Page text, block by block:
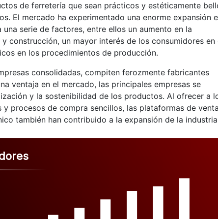
de ferretería que sean prácticos y estéticamente
El mercado ha experimentado una enorme expansión
serie de factores, entre ellos un aumento en la
construcción, un mayor interés de los consumidores en
en los procedimientos de producción.
consolidadas, compiten ferozmente fabricantes
ventaja en el mercado, las principales empresas se
y la sostenibilidad de los productos. Al ofrecer a
procesos de compra sencillos, las plataformas de
también han contribuido a la expansión de la